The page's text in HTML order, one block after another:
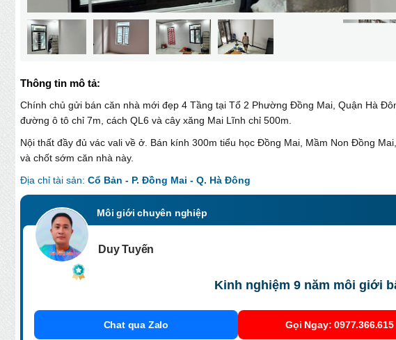
Thông tin mô tả:
Chính chủ gửi bán căn nhà mới đẹp 4 Tầng tại Tổ 2 Phường Đồng Mai, Quận Hà
đường ô tô chỉ 7m, cách QL6 và cây xăng Mai Lĩnh chỉ 500m.
Nội thất đầy đủ vác vali về ở. Bán kính 300m tiểu học Đồng Mai, Mầm Non Đồng
và chốt sớm căn nhà này.
Địa chỉ tài sản: Cổ Bản - P. Đồng Mai - Q. Hà Đông
Môi giới chuyên nghiệp
Duy Tuyến
Kinh nghiệm 9 năm môi giới
Chat qua Zalo Gọi Ngay: 0977.366.615